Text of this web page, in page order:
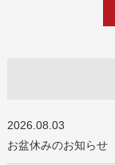
2026.08.03
お盆休みのお知らせ